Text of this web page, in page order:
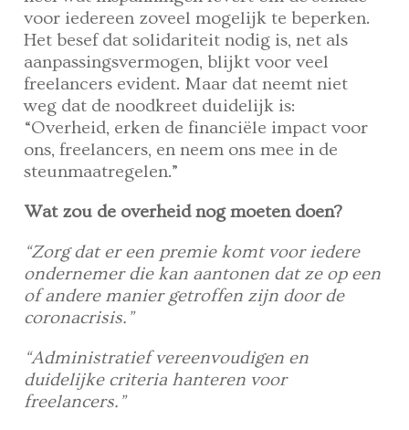
voor iedereen zoveel mogelijk te beperken.
Het besef dat solidariteit nodig is, net als
aanpassingsvermogen, blijkt voor veel
freelancers evident. Maar dat neemt niet
weg dat de noodkreet duidelijk is:
“Overheid, erken de financiële impact voor
ons, freelancers, en neem ons mee in de
steunmaatregelen.”
Wat zou de overheid nog moeten doen?
“Zorg dat er een premie komt voor iedere
ondernemer die kan aantonen dat ze op een
of andere manier getroffen zijn door de
coronacrisis.”
“Administratief vereenvoudigen en
duidelijke criteria hanteren voor
freelancers.”